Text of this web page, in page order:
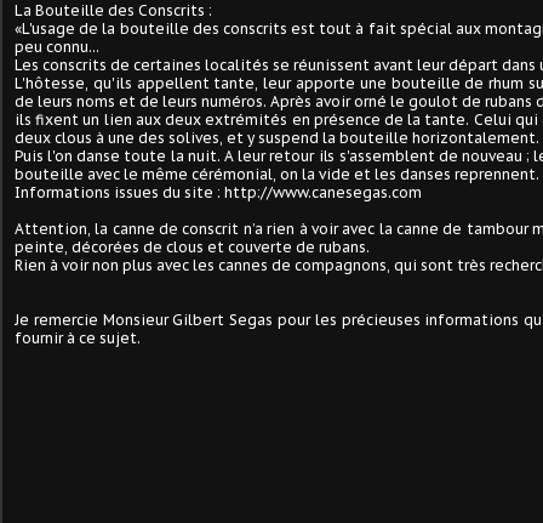
La Bouteille des Conscrits :
«L'usage de la bouteille des conscrits est tout à fait spécial aux
peu connu...
Les conscrits de certaines localités se réunissent avant leur départ dans
L'hôtesse, qu'ils appellent tante, leur apporte une bouteille de rhum
de leurs noms et de leurs numéros. Après avoir orné le goulot de rubans
ils fixent un lien aux deux extrémités en présence de la tante. Celui
deux clous à une des solives, et y suspend la bouteille horizontalement.
Puis l'on danse toute la nuit. A leur retour ils s'assemblent de nouveau ;
bouteille avec le même cérémonial, on la vide et les danses reprennent.
Informations issues du site : http://www.canesegas.com
Attention, la canne de conscrit n’a rien à voir avec la canne de tambour
peinte, décorées de clous et couverte de rubans.
Rien à voir non plus avec les cannes de compagnons, qui sont très
Je remercie Monsieur Gilbert Segas pour les précieuses informations
fournir à ce sujet.